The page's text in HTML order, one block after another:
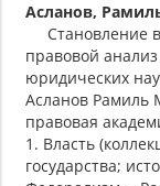
Асланов,
Становление
правовой
юридических
Асланов Рамиль
правовая
1. Власть
государства;